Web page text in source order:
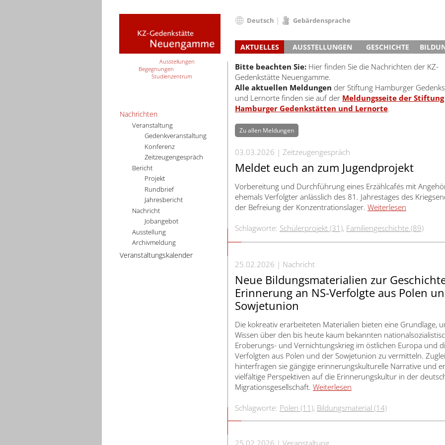
AKTUELLES
Veranstaltungskalender
AUSSTELLUNGEN
Lager-SS
Klinkerwerk
ehem. Walther-Werke
Haus des Gedenkens
Wanderausstellungen
GESCHICHTE
Die
Arbeit
Gedenkstätte
Zeittafel
Längere Projekte
Schulkooperationen
Kooperationen
Führungen
Studientage
Deutsch
English
Français
Dansk
Español
Italiano
Polski
Türkçe
Yкраїнський
Русский
עברית
العربية
日本語
Gebärdensprache
Bitte beachten Sie: Hier finden Sie die Nachrichten der KZ-
Gedenkstätte Neuengamme.
Alle aktuellen Meldungen der Stiftung Hamburger
und Lernorte finden sie auf der Meldungsseite der Stiftung
Hamburger Gedenkstätten und Lernorte.
Zu allen Meldungen
03.03.2026 Zeitzeugengespräch
Meldet euch an zum Jugendprojekt
Vorbereitung und Durchführung eines Erzählcafés mit
ehemals Verfolgter anlässlich des 81. Jahrestages des
der Befreiung der Konzentrationslager. Weiterlesen
Schlagworte: Schülerprojekt (31), Familiengeschichte (89)
25.02.2026 Nachricht
Neue Bildungsmaterialien zur
Erinnerung an NS-Verfolgte aus Polen
Sowjetunion
Die kokreativ erarbeiteten Materialien bieten eine Grundlage,
Wissen über den bis heute kaum bekannten
Eroberungs- und Vernichtungskrieg im östlichen Europa und
Verfolgten aus Polen und der Sowjetunion zu vermitteln.
hinterfragen sie gängige erinnerungskulturelle Narrative und
vielfältige Perspektiven auf die Erinnerungskultur in der
Migrationsgesellschaft. Weiterlesen
Schlagworte: Polen (11), Bildungsmaterial (14)
Ausstellungen
Begegnungen
Studienzentrum
Nachrichten
Veranstaltung
Gedenkveranstaltung
Konferenz
Zeitzeugengespräch
Bericht
Projekt
Rundbrief
Jahresbericht
Nachricht
Jobangebot
Ausstellung
Archivmeldung
Veranstaltungskalender